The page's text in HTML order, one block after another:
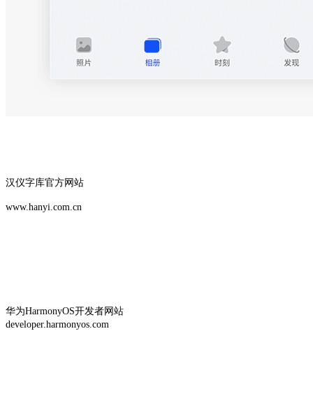
汉仪字库官方网站
www.hanyi.com.cn
华为HarmonyOS开发者网站
developer.harmonyos.com